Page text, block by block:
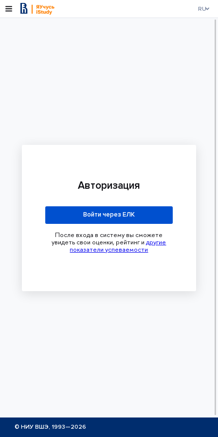
RU
Авторизация
Войти через ЕЛК
После входа в систему вы сможете
увидеть свои оценки, рейтинг и другие
показатели успеваемости
© НИУ ВШЭ, 1993—2026